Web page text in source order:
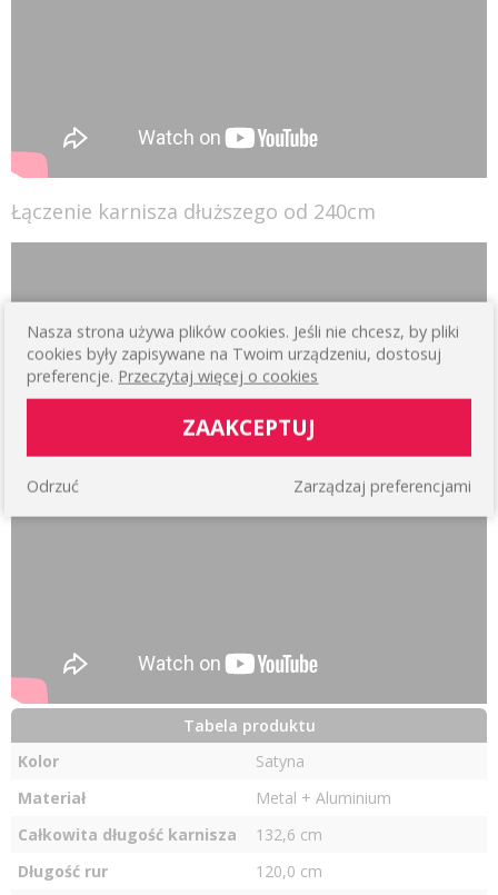
Łączenie karnisza dłuższego od 240cm
Tabela produktu
Kolor
Satyna
Materiał
Metal + Aluminium
Całkowita długość karnisza
132,6 cm
Długość rur
120,0 cm
Nasza strona używa plików cookies. Jeśli nie chcesz, by pliki
cookies były zapisywane na Twoim urządzeniu, dostosuj
preferencje. Przeczytaj więcej o cookies
ZAAKCEPTUJ
Zarządzaj preferencjami
Odrzuć